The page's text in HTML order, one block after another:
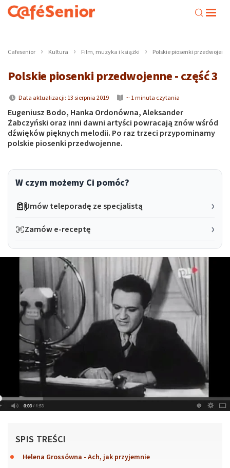
Cafesenior Kultura Film, muzyka i książki Polskie piosenki
Polskie piosenki przedwojenne - część 3
Data aktualizacji: 13 sierpnia 2019 ~ 1 minuta czytania
Eugeniusz Bodo, Hanka Ordonówna, Aleksander
Żabczyński oraz inni dawni artyści powracają znów wśród
dźwięków pięknych melodii. Po raz trzeci przypominamy
polskie piosenki przedwojenne.
W czym możemy Ci pomóc?
Umów teleporadę ze specjalistą
Zamów e-receptę
SPIS TREŚCI
Helena Grossówna - Ach, jak przyjemnie